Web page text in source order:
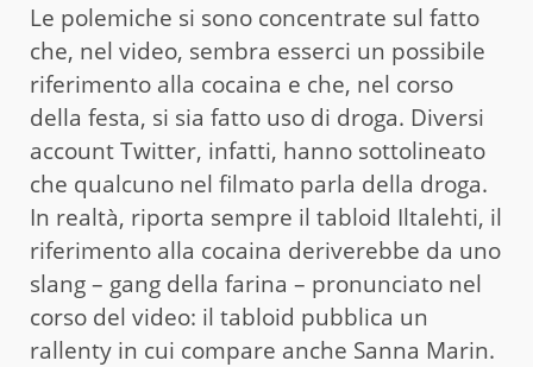
Le polemiche si sono concentrate sul fatto
che, nel video, sembra esserci un possibile
riferimento alla cocaina e che, nel corso
della festa, si sia fatto uso di droga. Diversi
account Twitter, infatti, hanno sottolineato
che qualcuno nel filmato parla della droga.
In realtà, riporta sempre il tabloid Iltalehti, il
riferimento alla cocaina deriverebbe da uno
slang – gang della farina – pronunciato nel
corso del video: il tabloid pubblica un
rallenty in cui compare anche Sanna Marin.